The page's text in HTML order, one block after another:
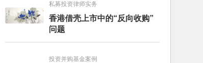
私募投资律师实务
香港借壳上市中的“反向收购”
问题
投资并购基金案例